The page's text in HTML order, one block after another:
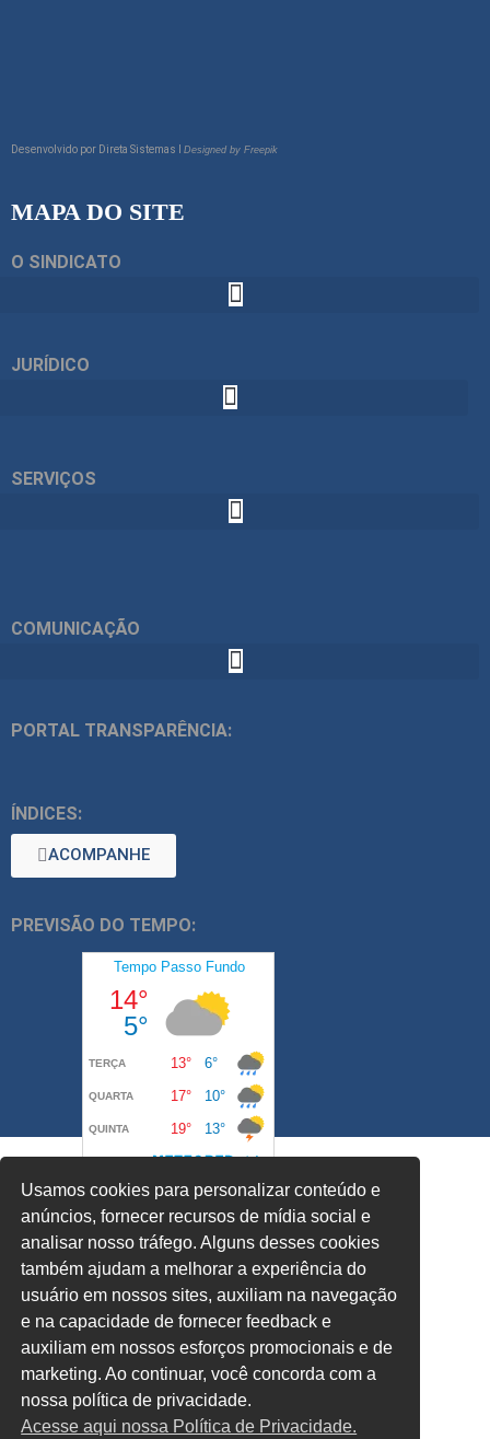
Desenvolvido por Direta Sistemas I Designed by Freepik
MAPA DO SITE
O SINDICATO
JURÍDICO
SERVIÇOS
COMUNICAÇÃO
PORTAL TRANSPARÊNCIA:
ÍNDICES:
ACOMPANHE
PREVISÃO DO TEMPO:
Usamos cookies para personalizar conteúdo e
anúncios, fornecer recursos de mídia social e
analisar nosso tráfego. Alguns desses cookies
também ajudam a melhorar a experiência do
usuário em nossos sites, auxiliam na navegação
e na capacidade de fornecer feedback e
auxiliam em nossos esforços promocionais e de
marketing. Ao continuar, você concorda com a
nossa política de privacidade.
Acesse aqui nossa Política de Privacidade.